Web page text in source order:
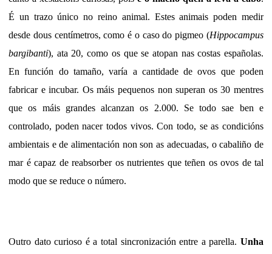
É un trazo único no reino animal. Estes animais poden medir
desde dous centímetros, como é o caso do pigmeo (Hippocampus
bargibanti), ata 20, como os que se atopan nas costas españolas.
En función do tamaño, varía a cantidade de ovos que poden
fabricar e incubar. Os máis pequenos non superan os 30 mentres
que os máis grandes alcanzan os 2.000. Se todo sae ben e
controlado, poden nacer todos vivos. Con todo, se as condicións
ambientais e de alimentación non son as adecuadas, o cabaliño de
mar é capaz de reabsorber os nutrientes que teñen os ovos de tal
modo que se reduce o número.
Outro dato curioso é a total sincronización entre a parella. Unha